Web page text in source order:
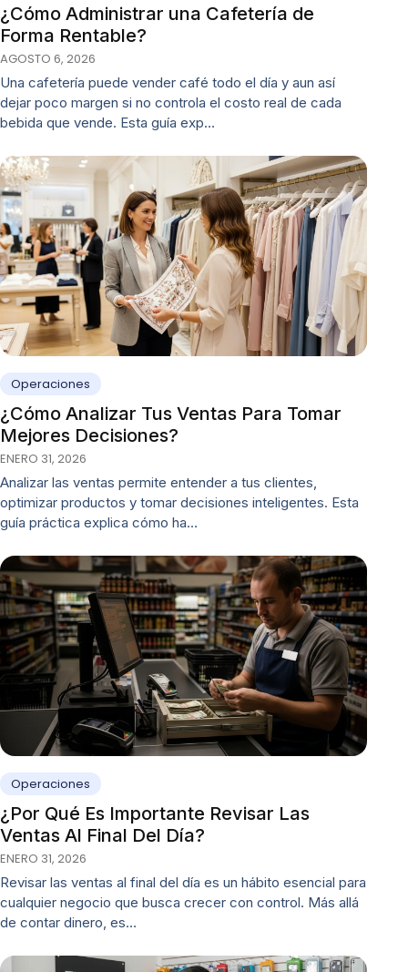
¿Cómo Administrar una Cafetería de
Forma Rentable?
AGOSTO 6, 2026
Una cafetería puede vender café todo el día y aun así
dejar poco margen si no controla el costo real de cada
bebida que vende. Esta guía exp…
Operaciones
¿Cómo Analizar Tus Ventas Para Tomar
Mejores Decisiones?
ENERO 31, 2026
Analizar las ventas permite entender a tus clientes,
optimizar productos y tomar decisiones inteligentes. Esta
guía práctica explica cómo ha…
Operaciones
¿Por Qué Es Importante Revisar Las
Ventas Al Final Del Día?
ENERO 31, 2026
Revisar las ventas al final del día es un hábito esencial para
cualquier negocio que busca crecer con control. Más allá
de contar dinero, es…